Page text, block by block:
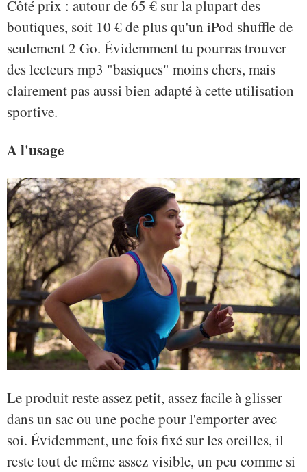
Côté prix : autour de 65 € sur la plupart des
boutiques, soit 10 € de plus qu'un iPod shuffle de
seulement 2 Go. Évidemment tu pourras trouver
des lecteurs mp3 "basiques" moins chers, mais
clairement pas aussi bien adapté à cette utilisation
sportive.
A l'usage
Le produit reste assez petit, assez facile à glisser
dans un sac ou une poche pour l'emporter avec
soi. Évidemment, une fois fixé sur les oreilles, il
reste tout de même assez visible, un peu comme si